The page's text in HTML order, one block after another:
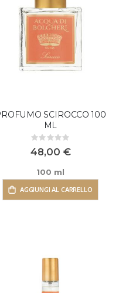
SCIROCCO 100
ML
Rating:
0%
48,00 €
100 ml
AGGIUNGI AL CARRELLO